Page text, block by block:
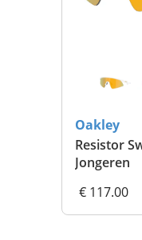
Oakley
Resistor
Jongeren
€ 117.00